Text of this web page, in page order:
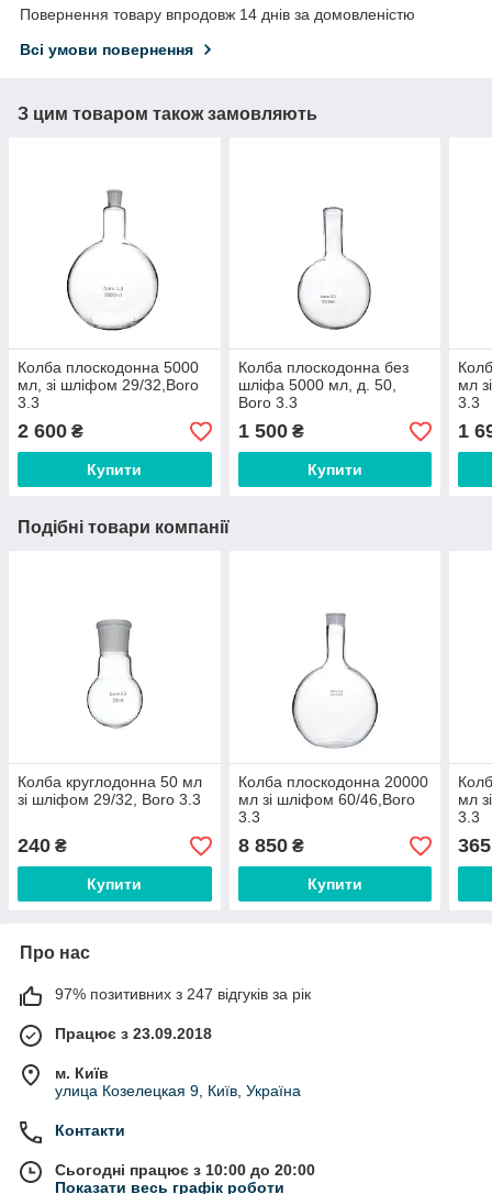
Повернення товару впродовж 14 днів за домовленістю
Всі умови повернення
З цим товаром також замовляють
Колба плоскодонна 5000
мл, зі шліфом 29/32,Boro
3.3
2 600 ₴
Купити
Колба плоскодонна без
шліфа 5000 мл, д. 50,
Boro 3.3
1 500₴
Купити
мл
3.3
1
Подібні товари компанії
Колба круглодонна 50 мл
зі шліфом 29/32, Boro 3.3
240 ₴
Купити
Колба плоскодонна 20000
мл зі шліфом 60/46,Boro
3.3
8 850₴
Купити
мл
3.3
365
Про нас
97% позитивних з 247 відгуків за рік
Працює з 23.09.2018
м. Київ
улица Козелецкая 9, Київ, Україна
Контакти
Сьогодні працює з 10:00 до 20:00
Показати весь графік роботи